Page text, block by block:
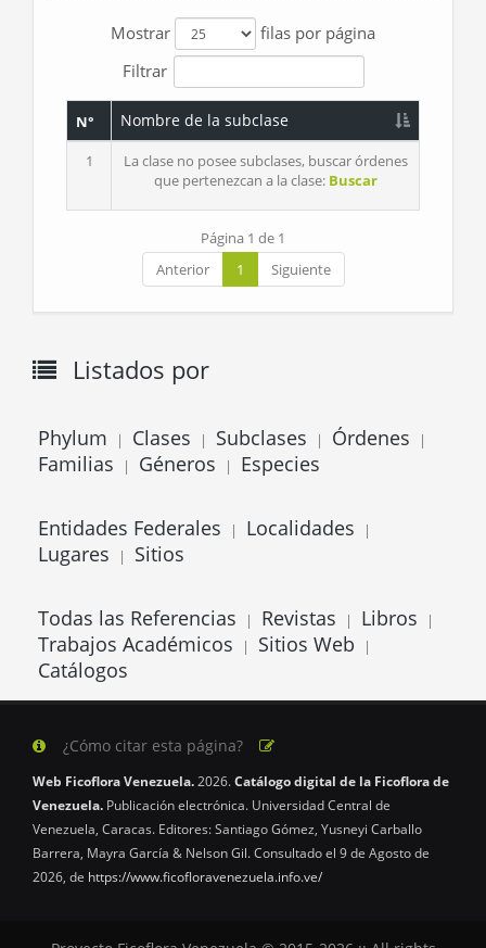
Mostrar
filas por página
Filtrar
N° Nombre de la subclase
1
La clase no posee subclases, buscar órdenes
que pertenezcan a la clase: Buscar
Página 1 de 1
Anterior
1 Siguiente
Listados por
Phylum | Clases | Subclases | Órdenes |
Familias | Géneros | Especies
Entidades Federales | Localidades |
Lugares | Sitios
Todas las Referencias | Revistas | Libros |
Trabajos Académicos | Sitios Web |
Catálogos
¿Cómo citar esta página?
Web Ficoflora Venezuela.2026.Catálogo digital de la Ficoflora de
Venezuela. Publicación electrónica. Universidad Central de
Venezuela, Caracas. Editores: Santiago Gómez, Yusneyi Carballo
Barrera, Mayra García & Nelson Gil. Consultado el 9 de Agosto de
2026, de https://www.ficofloravenezuela.info.ve/